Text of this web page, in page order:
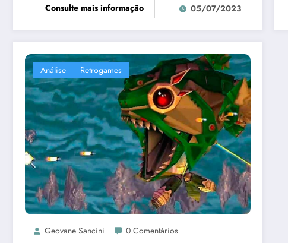
Consulte mais informação 05/07/2023
Análise Retrogames
Geovane Sancini 0 Comentários